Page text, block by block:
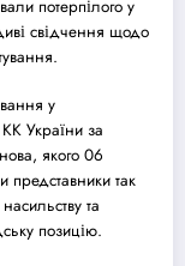
потерпілого у
свідчення щодо
у
України за
якого 06
так
та
позицію.